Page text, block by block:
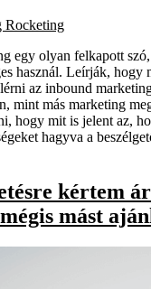
egy olyan felkapott szó,
használ. Leírják, hogy
az inbound
mint más marketing
hogy mit is jelent az,
hagyva a
kértem
mást